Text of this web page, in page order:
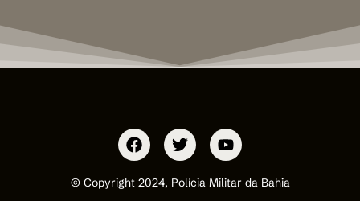
© Copyright 2024, Polícia Militar da Bahia